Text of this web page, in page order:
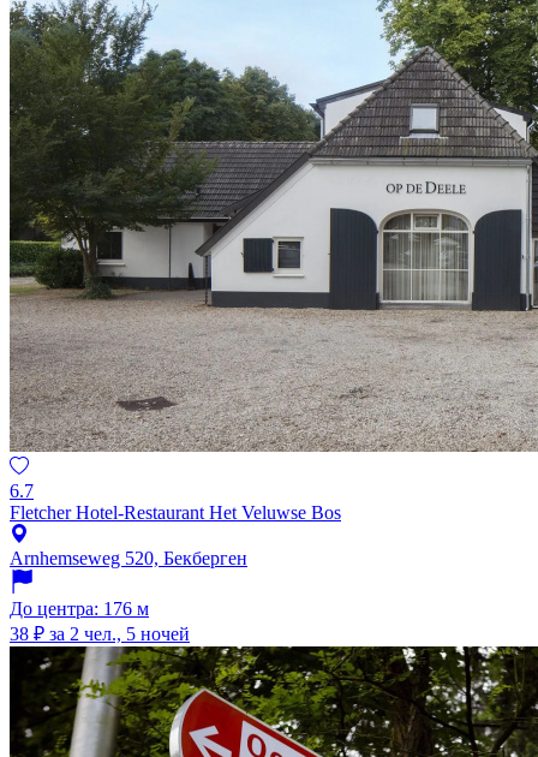
6.7
Fletcher Hotel-Restaurant Het Veluwse Bos
Arnhemseweg 520, Бекберген
До центра: 176 м
38 ₽ за 2 чел., 5 ночей